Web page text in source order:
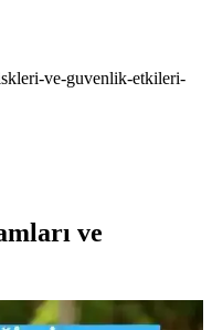
ve-guvenlik-etkileri-
ve